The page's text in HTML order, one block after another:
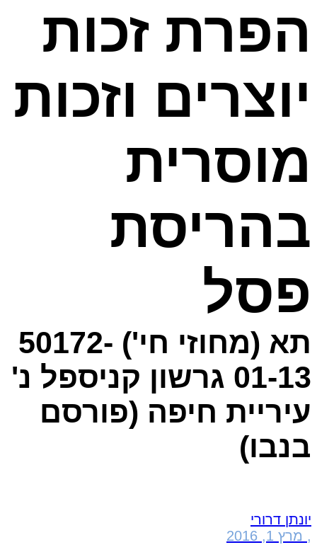
הפרת זכות
יוצרים וזכות
מוסרית
בהריסת
פסל
תא (מחוזי חי') 50172-
01-13 גרשון קניספל נ'
עיריית חיפה (פורסם
בנבו)
יונתן דרורי
, מרץ 1, 2016